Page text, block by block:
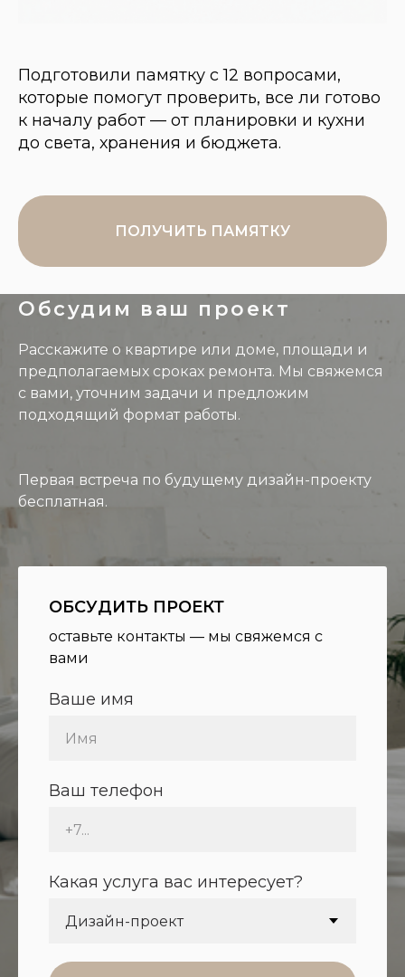
Подготовили памятку с 12 вопросами,
которые помогут проверить, все ли готово
к началу работ — от планировки и кухни
до света, хранения и бюджета.
ПОЛУЧИТЬ ПАМЯТКУ
Обсудим ваш проект
Расскажите о квартире или доме, площади и
предполагаемых сроках ремонта. Мы свяжемся
с вами, уточним задачи и предложим
подходящий формат работы.
Первая встреча по будущему дизайн-проекту
бесплатная.
ОБСУДИТЬ ПРОЕКТ
оставьте контакты — мы свяжемся с
вами
Ваше имя
Ваш телефон
Какая услуга вас интересует?